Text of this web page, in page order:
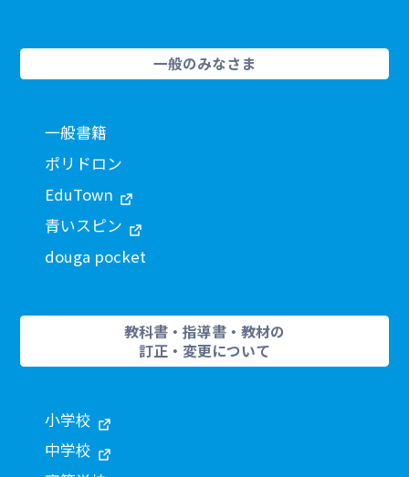
一般のみなさま
一般書籍
ポリドロン
EduTown
青いスピン
douga pocket
教科書・指導書・教材の
訂正・変更について
小学校
中学校